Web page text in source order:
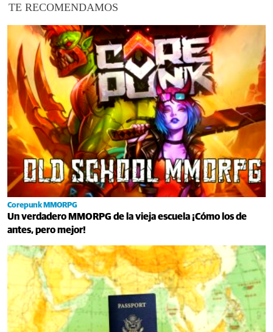
TE RECOMENDAMOS
Corepunk MMORPG
Un verdadero MMORPG de la vieja escuela ¡Cómo los de
antes, pero mejor!